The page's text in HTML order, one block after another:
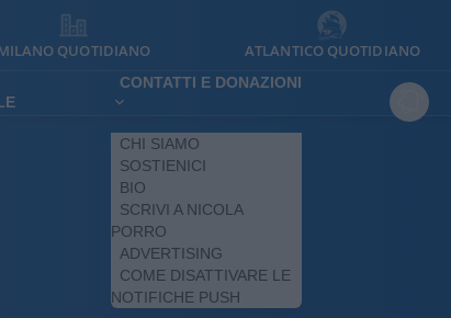
QUOTIDIANO ATLANTICO QUOTIDIANO
CONTATTI E DONAZIONI
CHI SIAMO
SOSTIENICI
BIO
SCRIVI A NICOLA
PORRO
ADVERTISING
COME DISATTIVARE LE
NOTIFICHE PUSH